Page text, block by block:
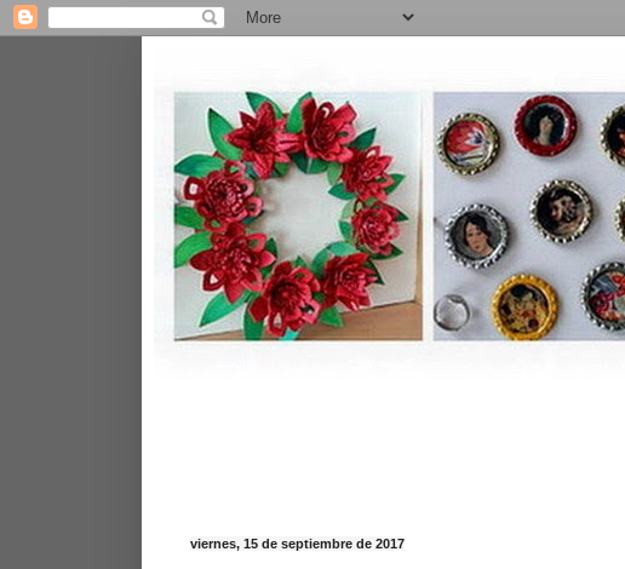
viernes, 15 de septiembre de 2017